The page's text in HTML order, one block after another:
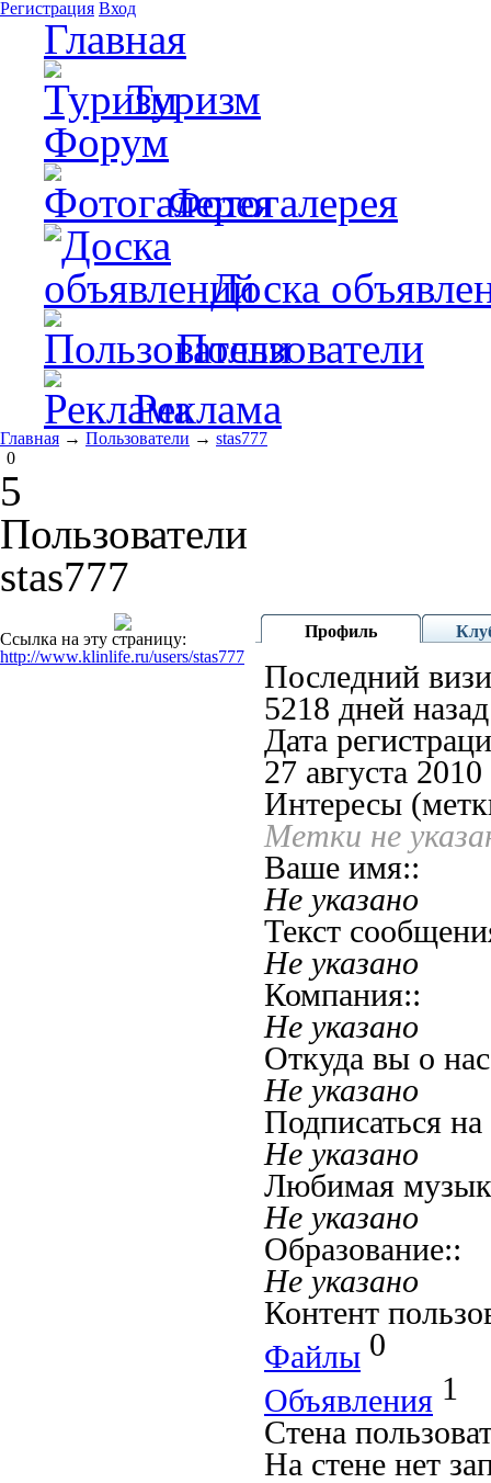
Регистрация Вход
Главная
Туризм
Форум
Фотогалерея
Доска
Пользователи
Реклама
Главная → Пользователи → stas777
0
5
Пользователи
stas777
Ссылка на эту страницу:
http://www.klinlife.ru/users/stas777
Профиль
Последний
5218 дней назад
Дата
27 августа 2010
Интересы
Метки не
Ваше имя::
Не указано
Текст
Не указано
Компания::
Не указано
Откуда вы о
Не указано
Подписаться
Не указано
Любимая
Не указано
Образование::
Не указано
Контент
Файлы 0
Объявления 1
Стена
На стене нет